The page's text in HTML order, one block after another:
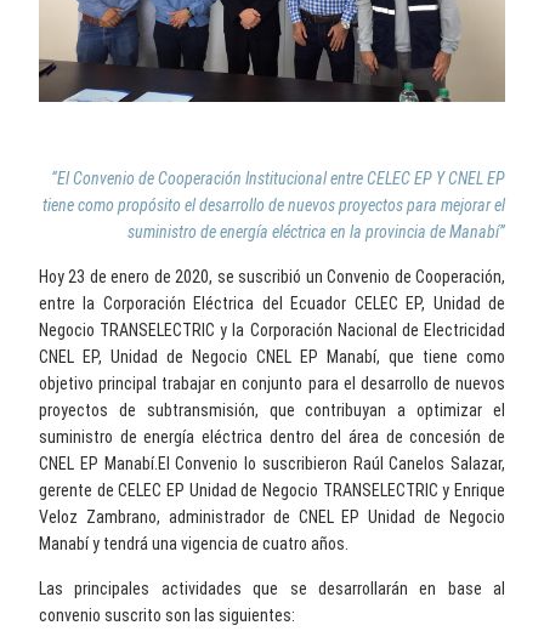
“El Convenio de Cooperación Institucional entre CELEC EP Y CNEL EP
tiene como propósito el desarrollo de nuevos proyectos para mejorar el
suministro de energía eléctrica en la provincia de Manabí”
Hoy 23 de enero de 2020, se suscribió un Convenio de Cooperación,
entre la Corporación Eléctrica del Ecuador CELEC EP, Unidad de
Negocio TRANSELECTRIC y la Corporación Nacional de Electricidad
CNEL EP, Unidad de Negocio CNEL EP Manabí, que tiene como
objetivo principal trabajar en conjunto para el desarrollo de nuevos
proyectos de subtransmisión, que contribuyan a optimizar el
suministro de energía eléctrica dentro del área de concesión de
CNEL EP Manabí. El Convenio lo suscribieron Raúl Canelos Salazar,
gerente de CELEC EP Unidad de Negocio TRANSELECTRIC y Enrique
Veloz Zambrano, administrador de CNEL EP Unidad de Negocio
Manabí y tendrá una vigencia de cuatro años.
Las principales actividades que se desarrollarán en base al
convenio suscrito son las siguientes: